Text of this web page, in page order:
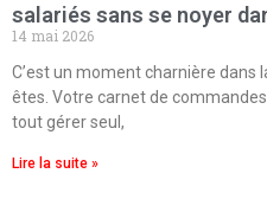
salariés sans se noyer
14 mai 2026
C’est un moment charnière dans
êtes. Votre carnet de
tout gérer seul,
Lire la suite »